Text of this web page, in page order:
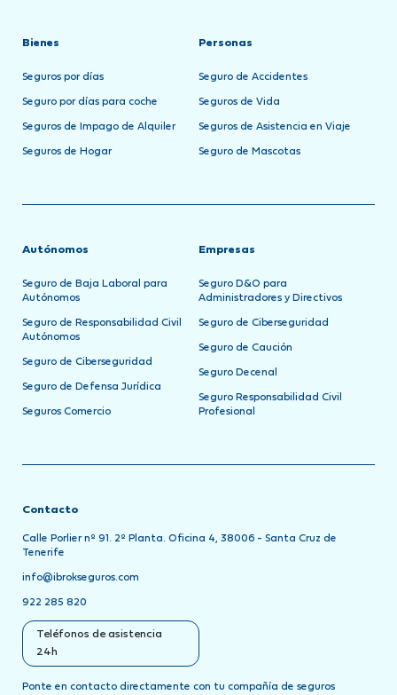
Bienes
Seguros por días
Seguro por días para coche
Seguros de Impago de Alquiler
Seguros de Hogar
Personas
Seguro de Accidentes
Seguros de Vida
Seguros de Asistencia en Viaje
Seguro de Mascotas
Autónomos
Seguro de Baja Laboral para
Autónomos
Seguro de Responsabilidad Civil
Autónomos
Seguro de Ciberseguridad
Seguro de Defensa Jurídica
Seguros Comercio
Empresas
Seguro D&O para
Administradores y Directivos
Seguro de Ciberseguridad
Seguro de Caución
Seguro Decenal
Seguro Responsabilidad Civil
Profesional
Contacto
Calle Porlier nº 91. 2º Planta. Oficina 4, 38006 - Santa Cruz de
Tenerife
info@ibrokseguros.com
922 285 820
Teléfonos de asistencia
24h
Ponte en contacto directamente con tu compañía de seguros